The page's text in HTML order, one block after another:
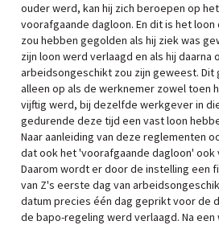
ouder werd, kan hij zich beroepen op
voorafgaande dagloon. En dit is het
zou hebben gegolden als hij ziek was
zijn loon werd verlaagd en als hij daarna
arbeidsongeschikt zou zijn geweest. Dit
alleen op als de werknemer zowel toen
vijftig werd, bij dezelfde werkgever in
gedurende deze tijd een vast loon
Naar aanleiding van deze reglementen
dat ook het 'voorafgaande dagloon'
Daarom wordt er door de instelling een
van Z's eerste dag van
datum precies één dag geprikt voor de
de bapo-regeling werd verlaagd. Na